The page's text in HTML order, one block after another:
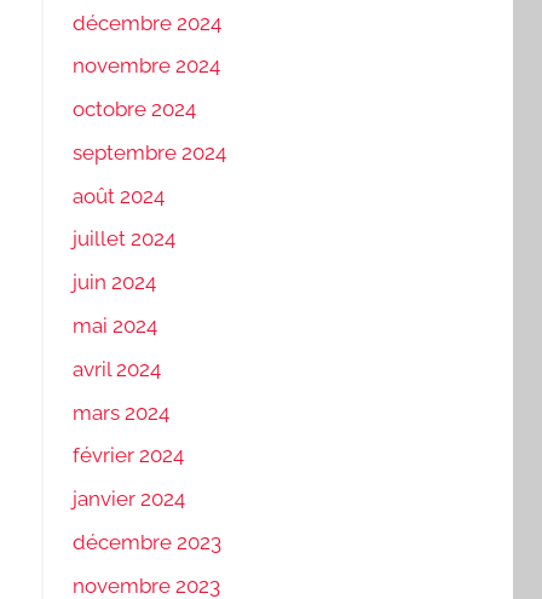
décembre 2024
novembre 2024
octobre 2024
septembre 2024
août 2024
juillet 2024
juin 2024
mai 2024
avril 2024
mars 2024
février 2024
janvier 2024
décembre 2023
novembre 2023